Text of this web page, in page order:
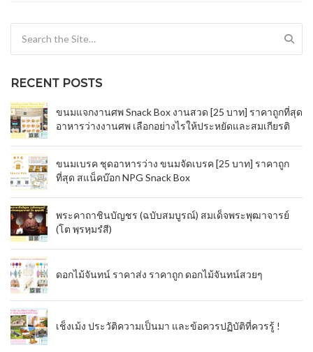
RECENT POSTS
ขนมแจกงานศพ Snack Box งานสวด [25 บาท] ราคาถูกที่สุด
อาหารว่างงานศพ เลือกอย่างไรให้ประหยัดและสมเกียรติ
ขนมเบรค ชุดอาหารว่าง ขนมจัดเบรค [25 บาท] ราคาถูก
ที่สุด สแน็คบ๊อก NPG Snack Box
พระคาถาชินบัญชร (ฉบับสมบูรณ์) สมเด็จพระพุฒาจารย์
(โต พฺรหฺมรํสี)
ดอกไม้จันทน์ ราคาส่ง ราคาถูก ดอกไม้จันทน์สวยๆ
เช็งเม้ง ประวัติความเป็นมา และข้อควรปฏิบัติที่ควรรู้ !